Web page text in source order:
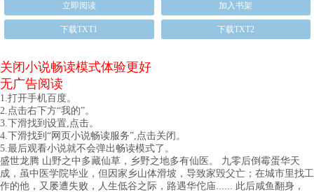
立即阅读 加入书架
下载TXT1 下载TXT2
关闭小说畅读模式体验更好
无广告阅读
1.打开手机百度。
2.点击右下方“我的”。
3.下滑找到设置,点击。
4.下滑找到“网页小说畅读服务”,点击关闭。
5.最后观看小说就不会弹出畅读模式了。
盛世龙腾 山野之中多藏仙草，乡野之地多有仙医。 九零后倒霉蛋华天
成，虽中医学院毕业，但因家乡山体滑坡，导致家毁父亡；在城市里找工
作的他，又屡遭失败，人生低谷之际，路遇华佗庙...... 此后咸鱼翻身，